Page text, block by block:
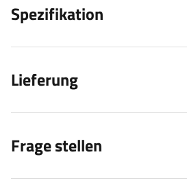
Spezifikation
Lieferung
Frage stellen